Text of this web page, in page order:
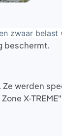
zwaar belast
beschermt.
werden
X-